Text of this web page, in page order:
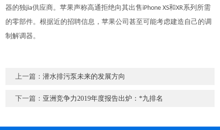
器的独jia供应商。苹果声称高通拒绝向其出售iPhone XS和XR系列所需
的零部件。根据近的招聘信息，苹果公司甚至可能考虑建造自己的调
制解调器。
上一篇：潜水排污泵未来的发展方向
下一篇： 亚洲竞争力2019年度报告出炉：*九排名